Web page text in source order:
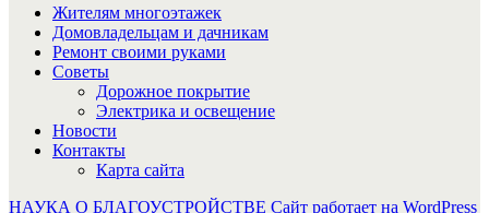
Жителям многоэтажек
Домовладельцам и дачникам
Ремонт своими руками
Советы
Дорожное покрытие
Электрика и освещение
Новости
Контакты
Карта сайта
НАУКА О БЛАГОУСТРОЙСТВЕ Сайт работает на WordPress